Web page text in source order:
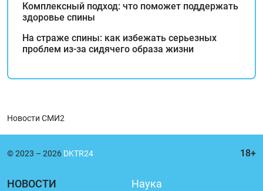
Комплексный подход: что поможет поддержать
здоровье спины
На страже спины: как избежать серьезных
проблем из-за сидячего образа жизни
Новости СМИ2
© 2023 – 2026 DKTR24
НОВОСТИ
Наука